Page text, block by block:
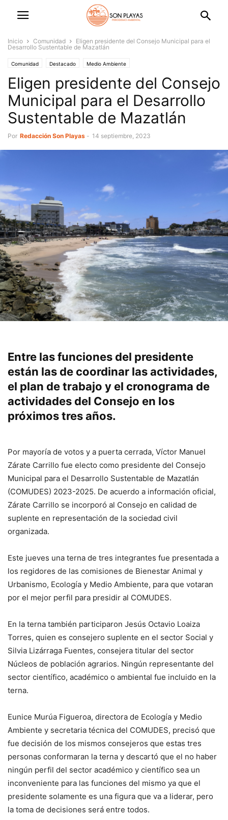
Inicio Comunidad
Eligen presidente del Consejo Municipal para el
Desarrollo Sustentable de Mazatlán
Comunidad Destacado Medio Ambiente
Eligen presidente del Consejo
Municipal para el Desarrollo
Sustentable de Mazatlán
Por Redacción Son Playas - 14 septiembre, 2023
Entre las funciones del presidente
están las de coordinar las actividades,
el plan de trabajo y el cronograma de
actividades del Consejo en los
próximos tres años.
Por mayoría de votos y a puerta cerrada, Víctor Manuel
Zárate Carrillo fue electo como presidente del Consejo
Municipal para el Desarrollo Sustentable de Mazatlán
(COMUDES) 2023-2025. De acuerdo a información oficial,
Zárate Carrillo se incorporó al Consejo en calidad de
suplente en representación de la sociedad civil
organizada.
Este jueves una terna de tres integrantes fue presentada a
los regidores de las comisiones de Bienestar Animal y
Urbanismo, Ecología y Medio Ambiente, para que votaran
por el mejor perfil para presidir al COMUDES.
En la terna también participaron Jesús Octavio Loaiza
Torres, quien es consejero suplente en el sector Social y
Silvia Lizárraga Fuentes, consejera titular del sector
Núcleos de población agrarios. Ningún representante del
sector científico, académico o ambiental fue incluido en la
terna.
Eunice Murúa Figueroa, directora de Ecología y Medio
Ambiente y secretaria técnica del COMUDES, precisó que
fue decisión de los mismos consejeros que estas tres
personas conformaran la terna y descartó que el no haber
ningún perfil del sector académico y científico sea un
inconveniente para las funciones del mismo ya que el
presidente solamente es una figura que va a liderar, pero
la toma de decisiones será entre todos.